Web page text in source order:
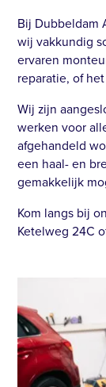
Bij Dubbeldam
wij vakkundig
ervaren
reparatie, of
Wij zijn
werken voor
afgehandeld
een haal- en
gemakkelijk
Kom langs bij
Ketelweg 24C